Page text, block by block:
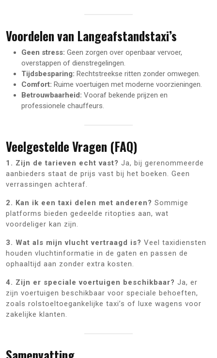
Voordelen van Langeafstandstaxi’s
Geen stress: Geen zorgen over openbaar vervoer,
overstappen of dienstregelingen.
Tijdsbesparing: Rechtstreekse ritten zonder omwegen.
Comfort: Ruime voertuigen met moderne voorzieningen.
Betrouwbaarheid: Vooraf bekende prijzen en
professionele chauffeurs.
Veelgestelde Vragen (FAQ)
1. Zijn de tarieven echt vast? Ja, bij gerenommeerde
aanbieders staat de prijs vast bij het boeken. Geen
verrassingen achteraf.
2. Kan ik een taxi delen met anderen? Sommige
platforms bieden gedeelde ritopties aan, wat
voordeliger kan zijn.
3. Wat als mijn vlucht vertraagd is? Veel taxidiensten
houden vluchtinformatie in de gaten en passen de
ophaaltijd aan zonder extra kosten.
4. Zijn er speciale voertuigen beschikbaar? Ja, er
zijn voertuigen beschikbaar voor speciale behoeften,
zoals rolstoeltoegankelijke taxi’s of luxe wagens voor
zakelijke klanten.